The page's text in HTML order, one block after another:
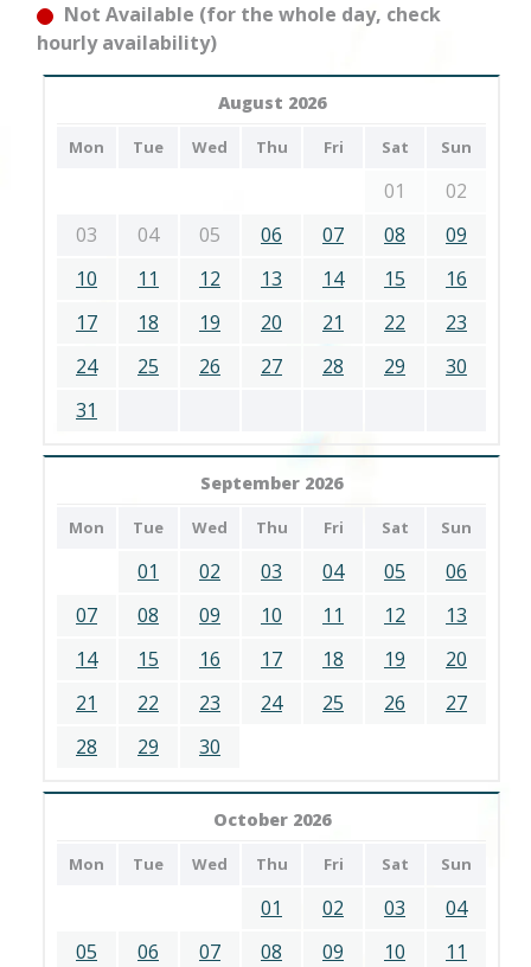
Not Available (for the whole day, check
hourly availability)
August 2026
Mon Tue Wed Thu Fri Sat Sun
01
02
03
04 05 06 07 08
09
10
11 12 13 14 15
16
17
18 19 20 21 22
23
24
25 26 27 28 29
30
31
September 2026
Mon Tue Wed Thu Fri Sat Sun
01 02 03 04 05
06
07
08 09 10 11 12
13
14
15 16 17 18 19
20
21
22 23 24 25 26
27
28
29 30
October 2026
Mon Tue Wed Thu Fri Sat Sun
01 02 03
04
05
06 07 08 09 10 11